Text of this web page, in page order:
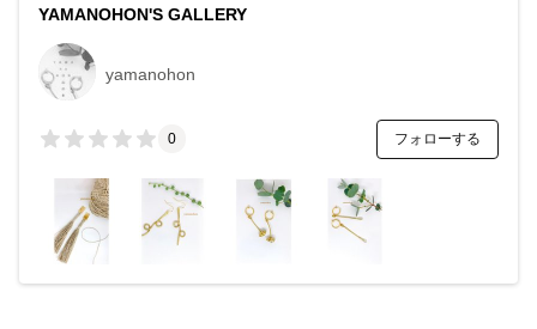
YAMANOHON'S GALLERY
yamanohon
0 フォローする